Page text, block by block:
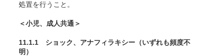
処置を行うこと。
＜小児、成人共通＞
11.1.1 ショック、アナフィラキシー （いずれも頻度不
明）